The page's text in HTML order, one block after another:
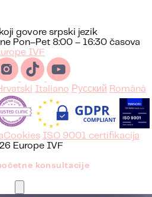
govore srpski jezik
Pon–Pet 8:00 – 16:30 časova
IVF
Italiano Русский Română
Cookies ISO 9001 certifikacija
Europe IVF
konsultacije